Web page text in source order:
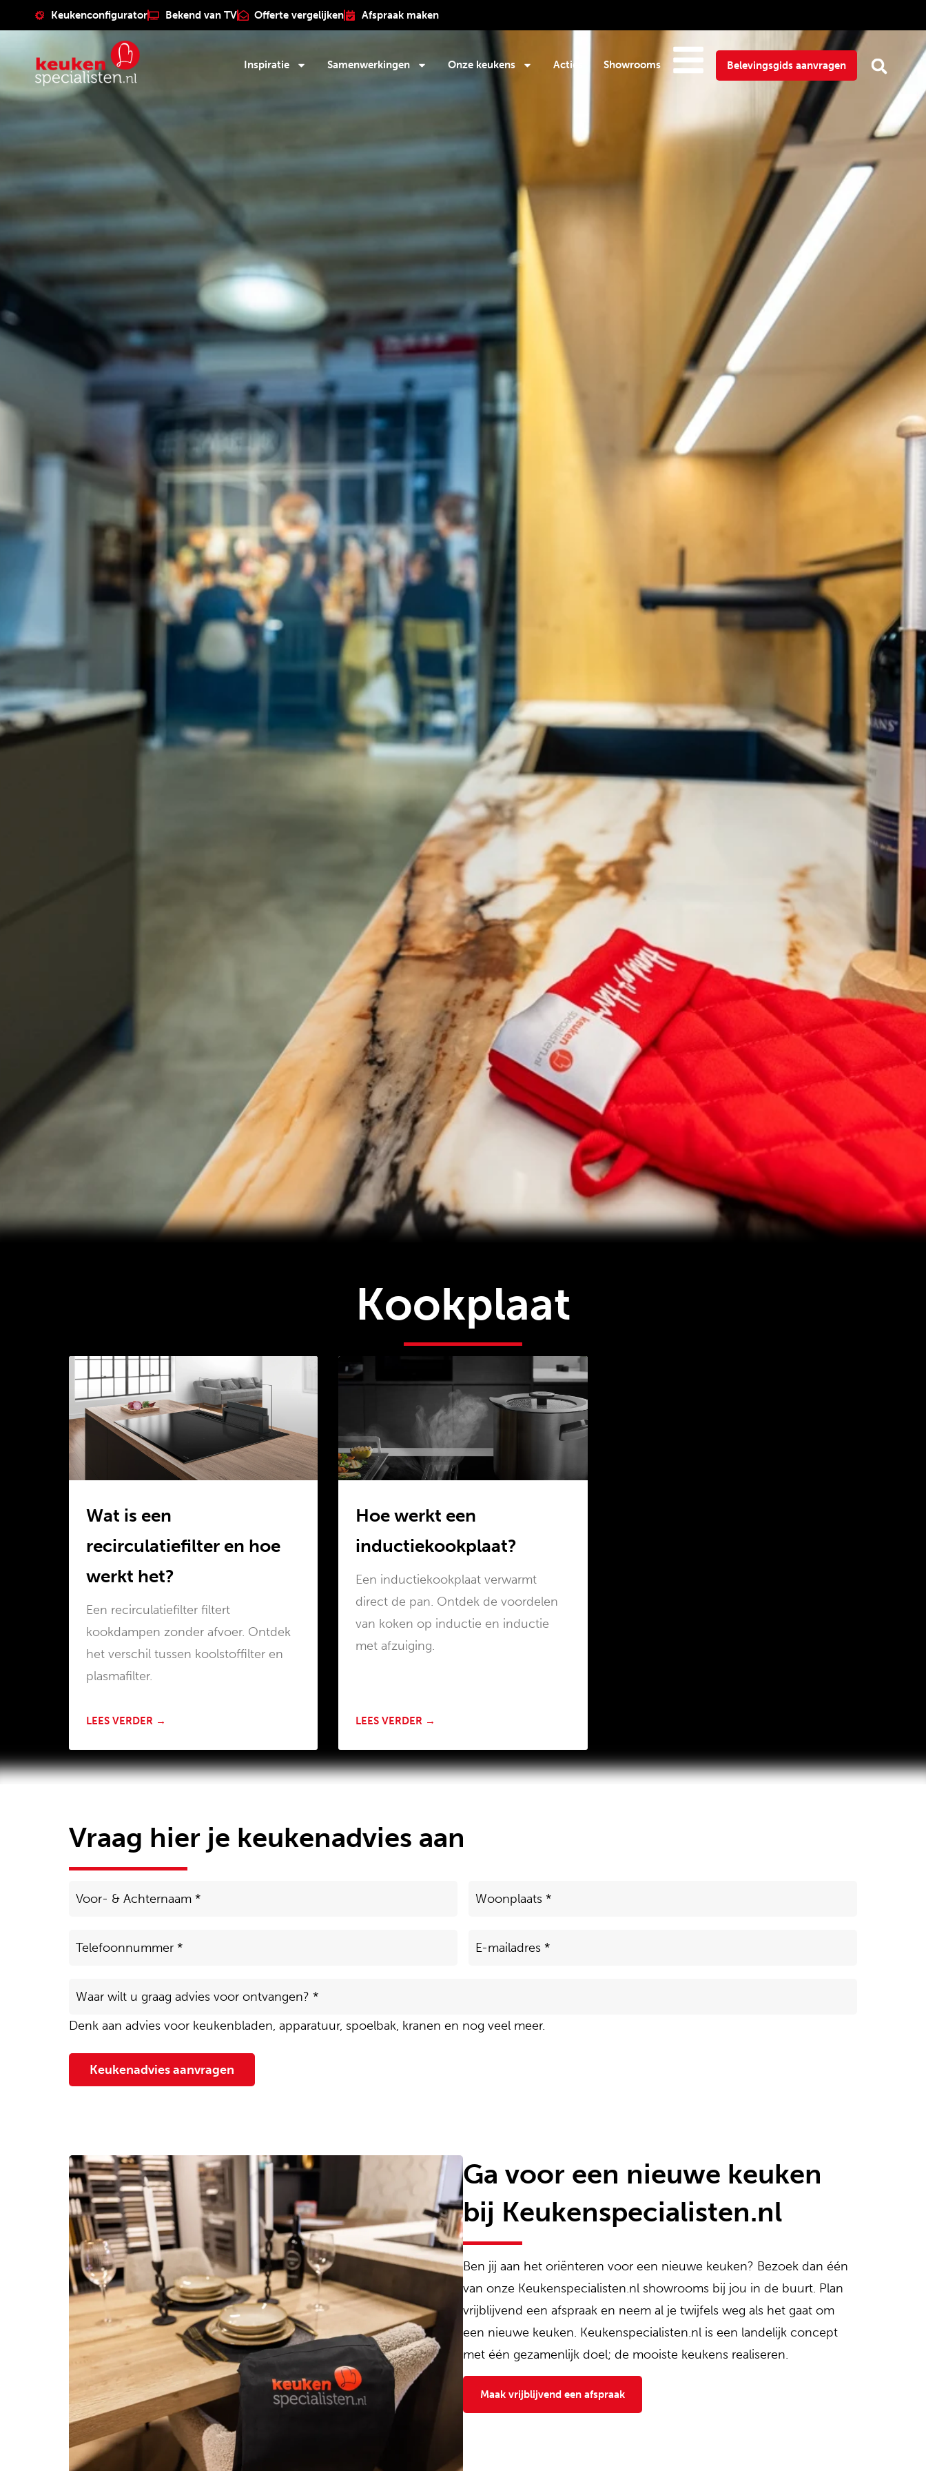
Keukenconfigurator Bekend van TV Offerte vergelijken Afspraak maken
Inspiratie Samenwerkingen Onze keukens Acties Showrooms Belevingsgids aanvragen
Kookplaat
Wat is een
recirculatiefilter en hoe
werkt het?
Een recirculatiefilter filtert
kookdampen zonder afvoer. Ontdek
het verschil tussen koolstoffilter en
plasmafilter.
LEES VERDER →
Hoe werkt een
inductiekookplaat?
Een inductiekookplaat verwarmt
direct de pan. Ontdek de voordelen
van koken op inductie en inductie
met afzuiging.
LEES VERDER →
Vraag hier je keukenadvies aan
mailadres*
wilt
graag
voor
ontvangen?
Denk aan advies voor keukenbladen, apparatuur, spoelbak, kranen en nog veel meer.
Keukenadvies aanvragen
Ga voor een nieuwe keuken
bij Keukenspecialisten.nl
Ben jij aan het oriënteren voor een nieuwe keuken? Bezoek dan één
van onze Keukenspecialisten.nl showrooms bij jou in de buurt. Plan
vrijblijvend een afspraak en neem al je twijfels weg als het gaat om
een nieuwe keuken. Keukenspecialisten.nl is een landelijk concept
met één gezamenlijk doel; de mooiste keukens realiseren.
Maak vrijblijvend een afspraak